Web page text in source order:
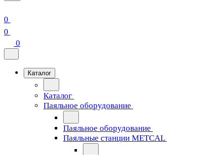
0
0
0
Каталог
Каталог
Паяльное оборудование
Паяльное оборудование
Паяльные станции METCAL